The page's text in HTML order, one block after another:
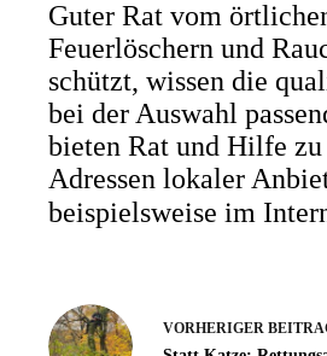
Guter Rat vom
Feuerlöschern und
schützt, wissen die
bei der Auswahl
bieten Rat und Hilfe
Adressen lokaler
beispielsweise im
VORHERIGER